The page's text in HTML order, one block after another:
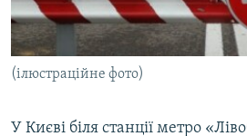
ПОДКАСТИ
КРИМ РЕАЛІЇ
УКР
(ілюстраційне фото)
У Києві біля станції метро